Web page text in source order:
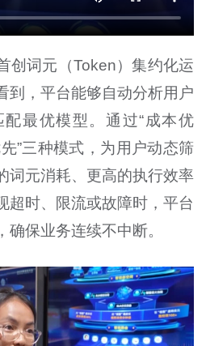
创词元（Token）集约化运
到，平台能够自动分析用户
最优模型。通过“成本优
先”三种模式，为用户动态筛
词元消耗、更高的执行效率
超时、限流或故障时，平台
保业务连续不中断。